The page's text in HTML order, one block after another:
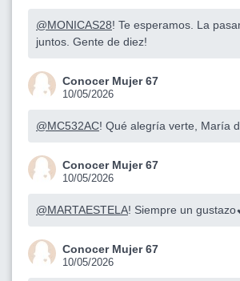
@MONICAS28! Te esperamos. La
juntos. Gente de diez!
Conocer Mujer 67
10/05/2026
@MC532AC! Qué alegría verte, María
Conocer Mujer 67
10/05/2026
@MARTAESTELA! Siempre un
Conocer Mujer 67
10/05/2026